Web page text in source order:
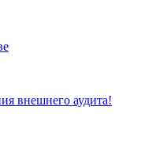
внешнего аудита!